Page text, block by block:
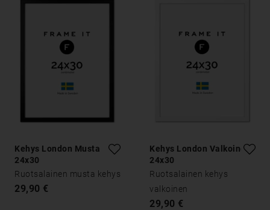
Kehys London Musta
24x30
Ruotsalainen musta kehys
29,90 €
Kehys London Valkoinen
24x30
Ruotsalainen kehys
valkoinen
29,90 €